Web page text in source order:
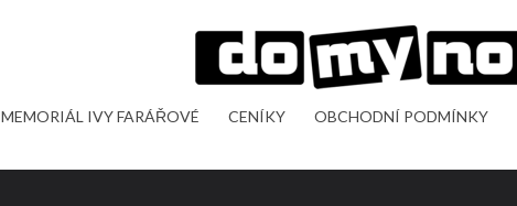
MEMORIÁL IVY FARÁŘOVÉ CENÍKY OBCHODNÍ PODMÍNKY